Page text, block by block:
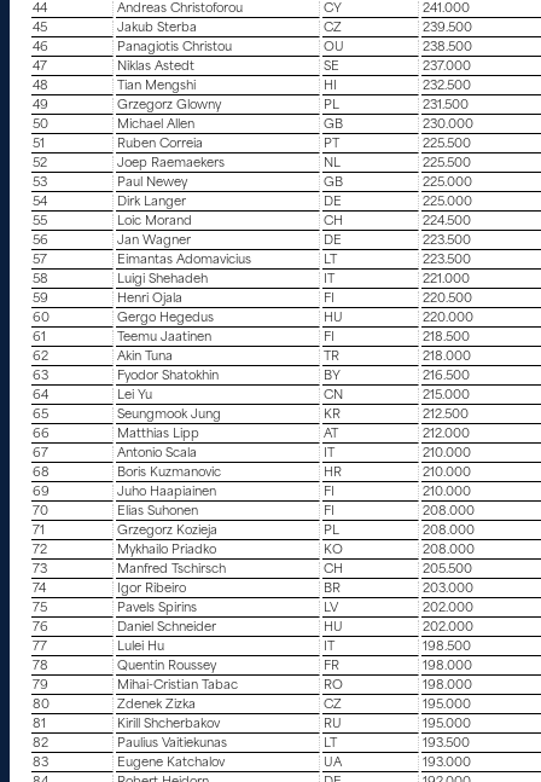
44
Andreas Christoforou CY
241.000
45
Jakub Sterba CZ
239.500
46
Panagiotis Christou OU
238.500
47
Niklas Astedt SE
237.000
48
Tian Mengshi HI
232.500
49
Grzegorz Glowny PL
231.500
50
Michael Allen GB
230.000
51
Ruben Correia PT
225.500
52
Joep Raemaekers NL
225.500
53
Paul Newey GB
225.000
54
Dirk Langer DE
225.000
55
Loic Morand CH
224.500
56
Jan Wagner DE
223.500
57
Eimantas Adomavicius LT
223.500
58
Luigi Shehadeh
221.000
59
Henri Ojala FI
220.500
60
Gergo Hegedus HU
220.000
61
Teemu Jaatinen FI
218.500
62
Akin Tuna TR
218.000
63
Fyodor Shatokhin BY
216.500
64
Lei Yu CN
215.000
65
Seungmook Jung KR
212.500
66
Matthias Lipp AT
212.000
67
Antonio Scala
210.000
68
Boris Kuzmanovic HR
210.000
69
Juho Haapiainen FI
210.000
70
Elias Suhonen FI
208.000
71
Grzegorz Kozieja PL
208.000
72
Mykhailo Priadko KO
208.000
73
Manfred Tschirsch CH
205.500
74
Igor Ribeiro BR
203.000
75
Pavels Spirins LV
202.000
76
Daniel Schneider HU
202.000
77
Lulei Hu
198.500
78
Quentin Roussey FR
198.000
79
Mihai-Cristian Tabac RO
198.000
80
Zdenek Zizka CZ
195.000
81
Kirill Shcherbakov RU
195.000
82
Paulius Vaitiekunas LT
193.500
83
Eugene Katchalov UA
193.000